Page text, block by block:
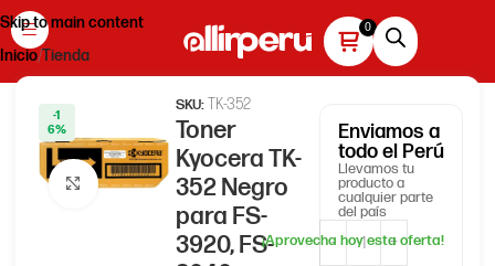
Skip to main content
Inicio Tienda
-1
6%
Haga clic para ampliar
SKU:TK-352
Toner
Kyocera TK-
352 Negro
para FS-
3920, FS-
Enviamos a
todo el Perú
Llevamos tu
producto a
cualquier parte
del país